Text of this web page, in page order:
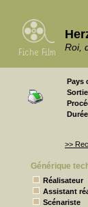
Roi,
Pays
Durée
>>
Générique
Réalisateur
Assistant
Scénariste